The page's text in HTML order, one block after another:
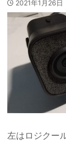
2021年1月26日
左はロジクー